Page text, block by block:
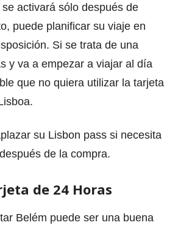
activará sólo después de
puede planificar su viaje en
Si se trata de una
y va a empezar a viajar al día
que no quiera utilizar la tarjeta
su Lisbon pass si necesita
de la compra.
de 24 Horas
Belém puede ser una buena